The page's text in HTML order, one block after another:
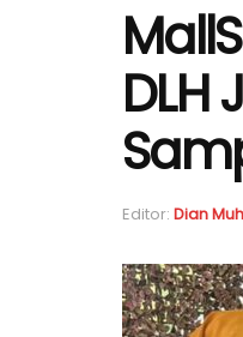
DLH
Editor: Dian